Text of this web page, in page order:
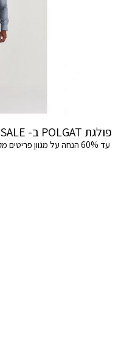
פולגת POLGAT ב- FINAL SALE .
עד 60% הנחה על מגוון פריטים מקולקציית החורף.